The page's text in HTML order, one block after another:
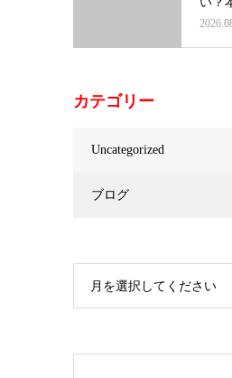
とは
カテゴリー
Uncategorized
ブログ
月を選択してください